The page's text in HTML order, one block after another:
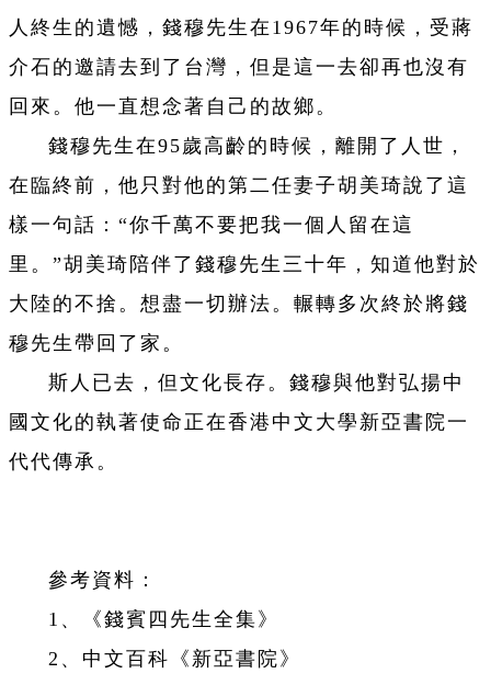
人終生的遺憾，錢穆先生在1967年的時候，受蔣
介石的邀請去到了台灣，但是這一去卻再也沒有
回來。他一直想念著自己的故鄉。
錢穆先生在95歲高齡的時候，離開了人世，
在臨終前， 他只對他的第二任妻子胡美琦說了這
樣一句話：“你千萬不要把我一個人留在這
里。”胡美琦陪伴了錢穆先生三十年，知道他對於
大陸的不捨。想盡一切辦法。輾轉多次終於將錢
穆先生帶回了家。
斯人已去，但文化長存。 錢穆與他對弘揚中
國文化的執著使命正在香港中文大學新亞書院一
代代傳承。
參考資料：
1、《錢賓四先生全集》
2、中文百科《新亞書院》